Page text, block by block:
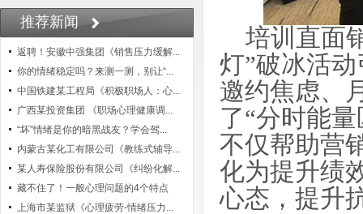
推荐新闻
返聘！安徽中强集团《销售压力缓解...
你的情绪稳定吗？来测一测，别让“...
中国铁建某工程局《积极职场人：心...
广西某投资集团 《职场心理健康调...
“坏”情绪是你的暗黑战友？学会驾...
内蒙古某化工有限公司《教练式辅导...
某人寿保险股份有限公司《纠纷化解...
藏不住了！一般心理问题的4个特点
上海市某监狱《心理疲劳-情绪压力...
培训直面
灯”破冰活
邀约焦虑、
了“分时能
不仅帮助营
化为提升绩
心态，提升